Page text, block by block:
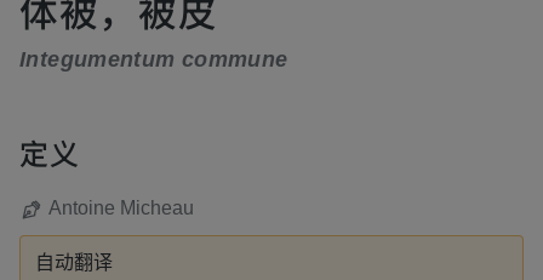
Integumentum commune
定义
Antoine Micheau
自动翻译